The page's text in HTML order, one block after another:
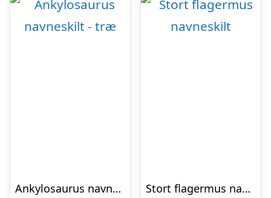
Ankylosaurus navneskilt – træ
Stort flagermus navneskilt